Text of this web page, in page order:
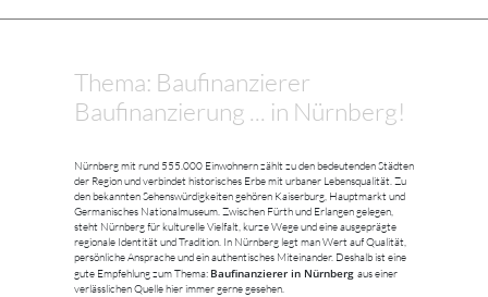
Thema: Baufinanzierer
Baufinanzierung ... in Nürnberg!
Nürnberg mit rund 555.000 Einwohnern zählt zu den bedeutenden Städten
der Region und verbindet historisches Erbe mit urbaner Lebensqualität. Zu
den bekannten Sehenswürdigkeiten gehören Kaiserburg, Hauptmarkt und
Germanisches Nationalmuseum. Zwischen Fürth und Erlangen gelegen,
steht Nürnberg für kulturelle Vielfalt, kurze Wege und eine ausgeprägte
regionale Identität und Tradition. In Nürnberg legt man Wert auf Qualität,
persönliche Ansprache und ein authentisches Miteinander. Deshalb ist eine
gute Empfehlung zum Thema: Baufinanzierer in Nürnberg aus einer
verlässlichen Quelle hier immer gerne gesehen.